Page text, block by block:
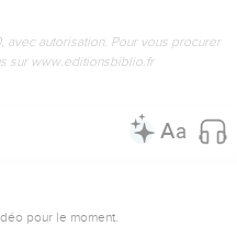
autorisation. Pour vous procurer
sur www.editionsbiblio.fr
pour le moment.